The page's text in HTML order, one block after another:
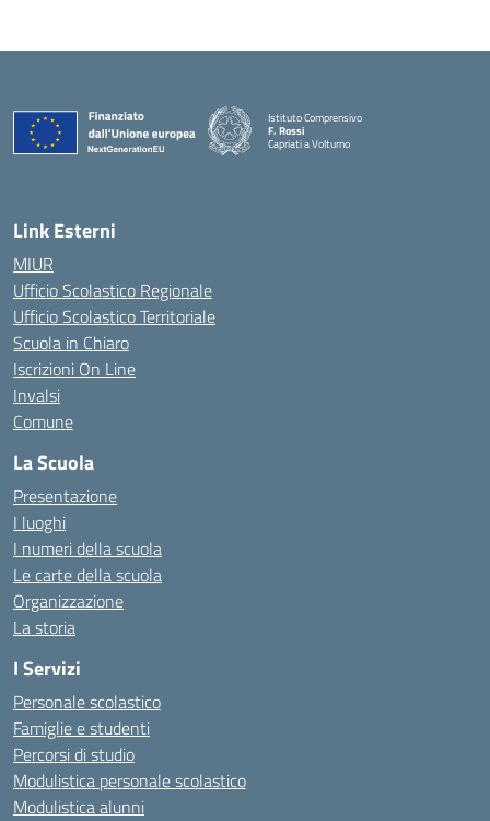
Istituto Comprensivo
F. Rossi
Capriati a Volturno
— Visita la pagina iniziale della scuola
Link Esterni
MIUR
Ufficio Scolastico Regionale
Ufficio Scolastico Territoriale
Scuola in Chiaro
Iscrizioni On Line
Invalsi
Comune
La Scuola
Presentazione
I luoghi
I numeri della scuola
Le carte della scuola
Organizzazione
La storia
I Servizi
Personale scolastico
Famiglie e studenti
Percorsi di studio
Modulistica personale scolastico
Modulistica alunni